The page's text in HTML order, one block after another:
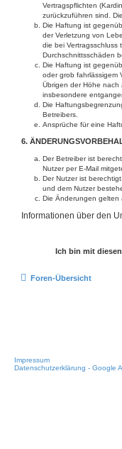
Vertragspflichten
zurückzuführen sind.
Die Haftung ist
der Verletzung von
die bei Vertragsschluss
Durchschnittsschäden
Die Haftung ist
oder grob fahrlässigem
Übrigen der Höhe nach
insbesondere
Die
Betreibers.
Ansprüche für eine
6.
Der Betreiber ist
Nutzer per E-Mail
Der Nutzer ist
und dem Nutzer
Die Änderungen gelten
Informationen über den
Foren-Übersicht
Impressum
Datenschutzerklärung - Google